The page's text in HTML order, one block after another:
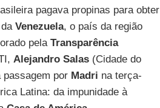
pagava propinas para obter
Venezuela, o país da região
pela Transparência
Alejandro Salas(Cidade do
por Madri na terça-
Latina: da impunidade à